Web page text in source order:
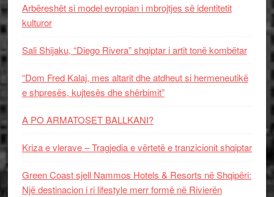
Arbëreshët si model evropian i mbrojtjes së identitetit
kulturor
Sali Shijaku, “Diego Rivera” shqiptar i artit tonë kombëtar
“Dom Fred Kalaj, mes altarit dhe atdheut si hermeneutikë
e shpresës, kujtesës dhe shërbimit”
A PO ARMATOSET BALLKANI?
Kriza e vlerave – Tragjedia e vërtetë e tranzicionit shqiptar
Green Coast sjell Nammos Hotels & Resorts në Shqipëri:
Një destinacion i ri lifestyle merr formë në Rivierën